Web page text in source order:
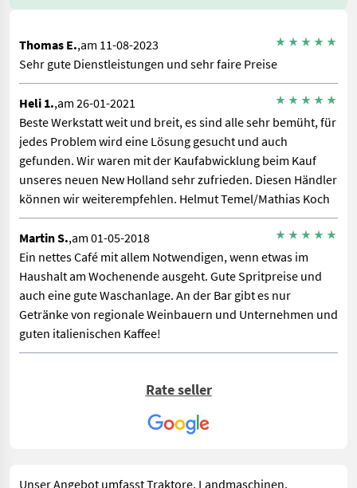
Thomas E.,am 11-08-2023
Sehr gute Dienstleistungen und sehr faire Preise
Heli 1.,am 26-01-2021
Beste Werkstatt weit und breit, es sind alle sehr bemüht, für
jedes Problem wird eine Lösung gesucht und auch
gefunden. Wir waren mit der Kaufabwicklung beim Kauf
unseres neuen New Holland sehr zufrieden. Diesen Händler
können wir weiterempfehlen. Helmut Temel/Mathias Koch
Martin S.,am 01-05-2018
Ein nettes Café mit allem Notwendigen, wenn etwas im
Haushalt am Wochenende ausgeht. Gute Spritpreise und
auch eine gute Waschanlage. An der Bar gibt es nur
Getränke von regionale Weinbauern und Unternehmen und
guten italienischen Kaffee!
Rate seller
Unser Angebot umfasst Traktore, Landmaschinen,